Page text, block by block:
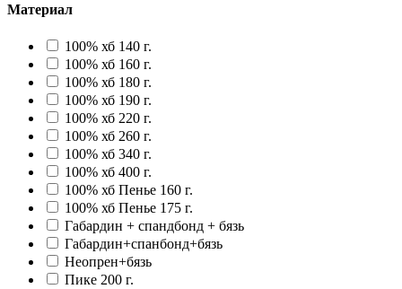
Материал
100% хб 140 г.
100% хб 160 г.
100% хб 180 г.
100% хб 190 г.
100% хб 220 г.
100% хб 260 г.
100% хб 340 г.
100% хб 400 г.
100% хб Пенье 160 г.
100% хб Пенье 175 г.
Габардин + спандбонд + бязь
Габардин+спанбонд+бязь
Неопрен+бязь
Пике 200 г.